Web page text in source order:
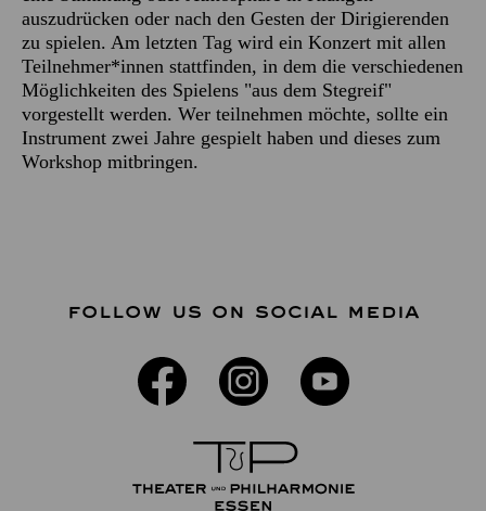
auszudrücken oder nach den Gesten der Dirigierenden
zu spielen. Am letzten Tag wird ein Konzert mit allen
Teilnehmer*innen stattfinden, in dem die verschiedenen
Möglichkeiten des Spielens "aus dem Stegreif"
vorgestellt werden. Wer teilnehmen möchte, sollte ein
Instrument zwei Jahre gespielt haben und dieses zum
Workshop mitbringen.
FOLLOW US ON SOCIAL MEDIA